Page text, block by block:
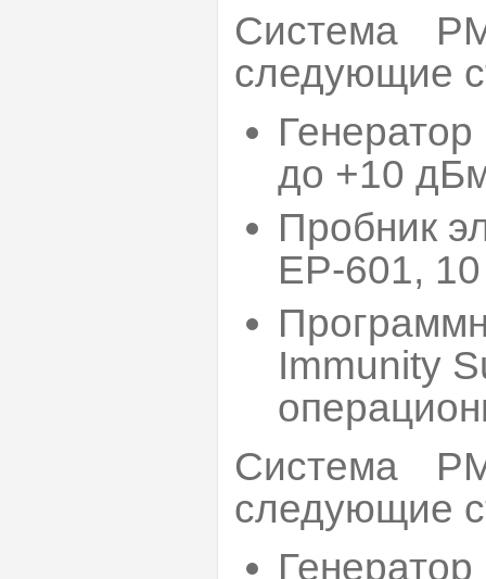
Система
следующие
до +10
Пробник
ЕР-601,
Immunity
Система
следующие